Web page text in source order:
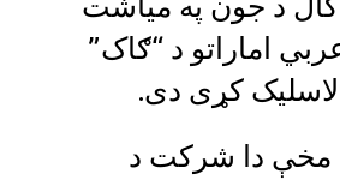
اماراتو د “ګاک”
کړی دی.
مخې دا شرکت د